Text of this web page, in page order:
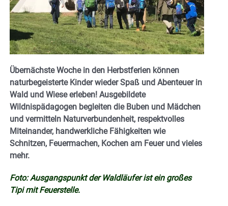
Übernächste Woche in den Herbstferien können
naturbegeisterte Kinder wieder Spaß und Abenteuer in
Wald und Wiese erleben! Ausgebildete
Wildnispädagogen begleiten die Buben und Mädchen
und vermitteln Naturverbundenheit, respektvolles
Miteinander, handwerkliche Fähigkeiten wie
Schnitzen, Feuermachen, Kochen am Feuer und vieles
mehr.
Foto: Ausgangspunkt der Waldläufer ist ein großes
Tipi mit Feuerstelle.